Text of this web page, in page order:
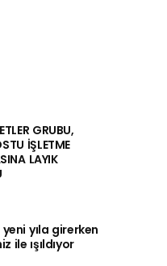
GRUBU,
İŞLETME
LAYIK
yıla girerken
ile ışıldıyor